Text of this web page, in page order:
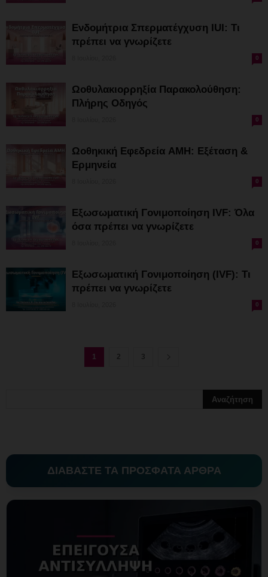
Ενδομήτρια Σπερματέγχυση IUI: Τι
πρέπει να γνωρίζετε
0
Ωοθυλακιορρηξία Παρακολούθηση:
Πλήρης Οδηγός
0
Ωοθηκική Εφεδρεία AMH: Εξέταση &
Ερμηνεία
0
Εξωσωματική Γονιμοποίηση IVF: Όλα
όσα πρέπει να γνωρίζετε
0
Εξωσωματική Γονιμοποίηση (IVF): Τι
πρέπει να γνωρίζετε
0
1 2 3
ΔΙΑΒΑΣΤΕ ΤΑ ΠΡΟΣΦΑΤΑ ΑΡΘΡΑ